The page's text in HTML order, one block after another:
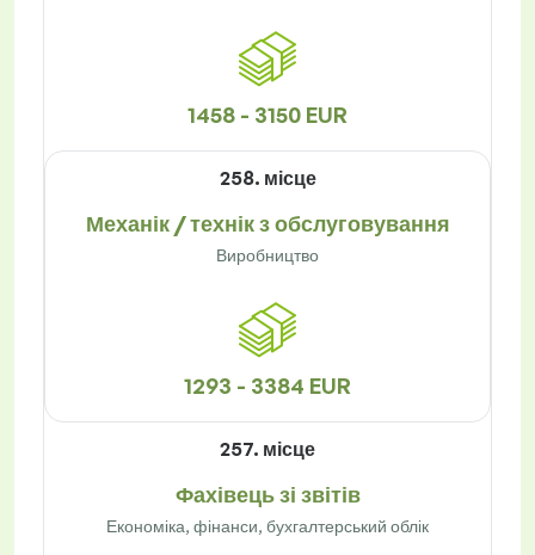
1458 - 3150 EUR
258. місце
Механік / технік з обслуговування
Виробництво
1293 - 3384 EUR
257. місце
Фахівець зі звітів
Економіка, фінанси, бухгалтерський облік